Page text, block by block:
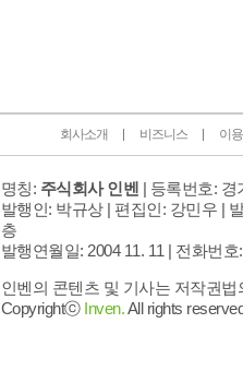
회사소개 비즈니스 이
명칭: 주식회사 인벤 | 등록번호: 경
발행인: 박규상 | 편집인: 강민우 |
층
발행연월일: 2004 11. 11 | 전화번호
인벤의 콘텐츠 및 기사는 저작권
Copyrightⓒ Inven.All rights